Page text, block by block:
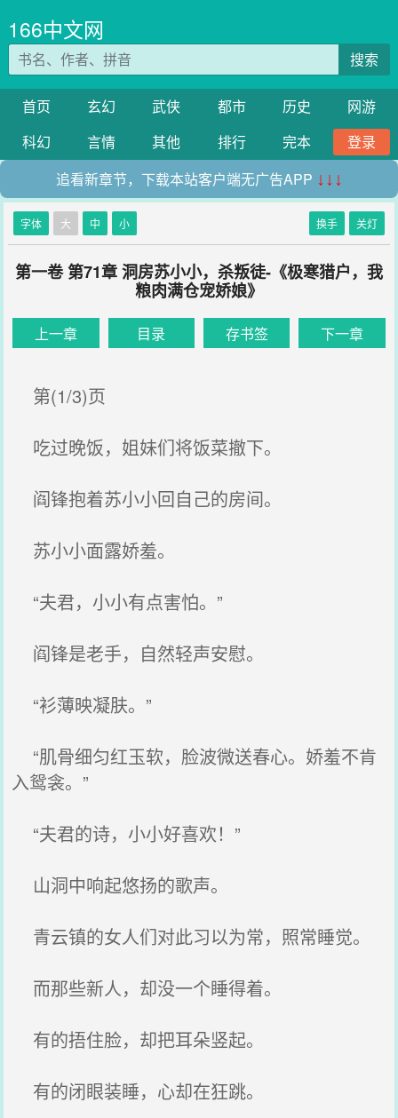
166中文网
搜索
首页 玄幻 武侠 都市 历史
网游
科幻
言情 其他 排行 完本
登录
追看新章节，下载本站客户端无广告APP ↓↓↓
字体 大 中 小 换手 关灯
第一卷 第71章 洞房苏小小，杀叛徒-《极寒猎户，我
粮肉满仓宠娇娘》
上一章 目录 存书签 下一章
第(1/3)页
吃过晚饭，姐妹们将饭菜撤下。
阎锋抱着苏小小回自己的房间。
苏小小面露娇羞。
“夫君，小小有点害怕。”
阎锋是老手，自然轻声安慰。
“衫薄映凝肤。”
“肌骨细匀红玉软，脸波微送春心。娇羞不肯
入鸳衾。”
“夫君的诗，小小好喜欢！”
山洞中响起悠扬的歌声。
青云镇的女人们对此习以为常，照常睡觉。
而那些新人，却没一个睡得着。
有的捂住脸，却把耳朵竖起。
有的闭眼装睡，心却在狂跳。